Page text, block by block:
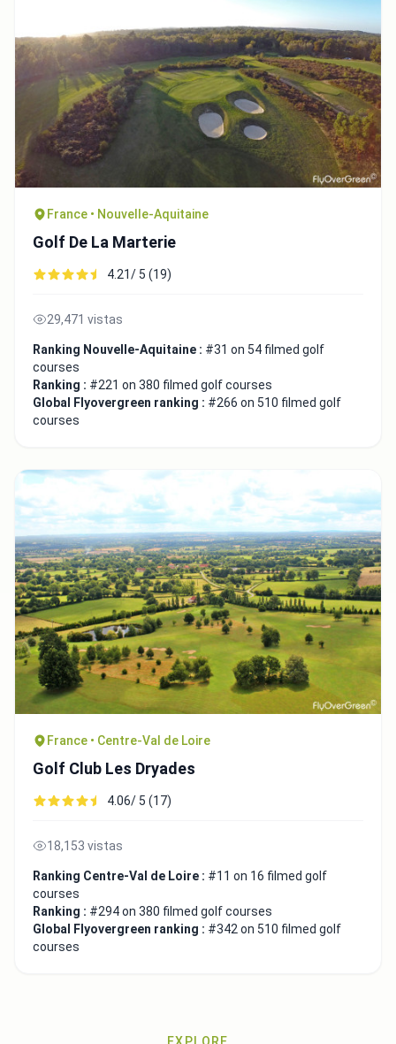
France • Nouvelle-Aquitaine
Golf De La Marterie
4.21/ 5 (19)
29,471 vistas
Ranking Nouvelle-Aquitaine : #31 on 54 filmed golf
courses
Ranking : #221 on 380 filmed golf courses
Global Flyovergreen ranking : #266 on 510 filmed golf
courses
France • Centre-Val de Loire
Golf Club Les Dryades
4.06/ 5 (17)
18,153 vistas
Ranking Centre-Val de Loire : #11 on 16 filmed golf
courses
Ranking : #294 on 380 filmed golf courses
Global Flyovergreen ranking : #342 on 510 filmed golf
courses